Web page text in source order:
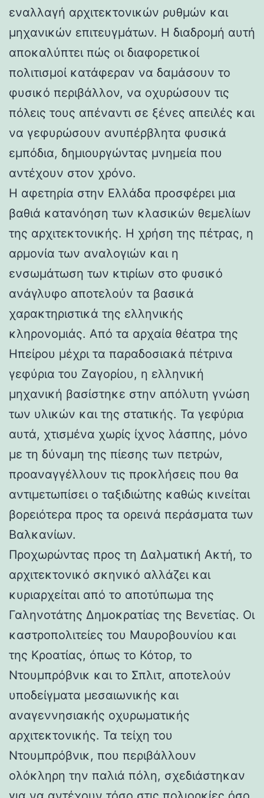
εναλλαγή αρχιτεκτονικών ρυθμών και
μηχανικών επιτευγμάτων. Η διαδρομή αυτή
αποκαλύπτει πώς οι διαφορετικοί
πολιτισμοί κατάφεραν να δαμάσουν το
φυσικό περιβάλλον, να οχυρώσουν τις
πόλεις τους απέναντι σε ξένες απειλές και
να γεφυρώσουν ανυπέρβλητα φυσικά
εμπόδια, δημιουργώντας μνημεία που
αντέχουν στον χρόνο.
Η αφετηρία στην Ελλάδα προσφέρει μια
βαθιά κατανόηση των κλασικών θεμελίων
της αρχιτεκτονικής. Η χρήση της πέτρας, η
αρμονία των αναλογιών και η
ενσωμάτωση των κτιρίων στο φυσικό
ανάγλυφο αποτελούν τα βασικά
χαρακτηριστικά της ελληνικής
κληρονομιάς. Από τα αρχαία θέατρα της
Ηπείρου μέχρι τα παραδοσιακά πέτρινα
γεφύρια του Ζαγορίου, η ελληνική
μηχανική βασίστηκε στην απόλυτη γνώση
των υλικών και της στατικής. Τα γεφύρια
αυτά, χτισμένα χωρίς ίχνος λάσπης, μόνο
με τη δύναμη της πίεσης των πετρών,
προαναγγέλλουν τις προκλήσεις που θα
αντιμετωπίσει ο ταξιδιώτης καθώς κινείται
βορειότερα προς τα ορεινά περάσματα των
Βαλκανίων.
Προχωρώντας προς τη Δαλματική Ακτή, το
αρχιτεκτονικό σκηνικό αλλάζει και
κυριαρχείται από το αποτύπωμα της
Γαληνοτάτης Δημοκρατίας της Βενετίας. Οι
καστροπολιτείες του Μαυροβουνίου και
της Κροατίας, όπως το Κότορ, το
Ντουμπρόβνικ και το Σπλιτ, αποτελούν
υποδείγματα μεσαιωνικής και
αναγεννησιακής οχυρωματικής
αρχιτεκτονικής. Τα τείχη του
Ντουμπρόβνικ, που περιβάλλουν
ολόκληρη την παλιά πόλη, σχεδιάστηκαν